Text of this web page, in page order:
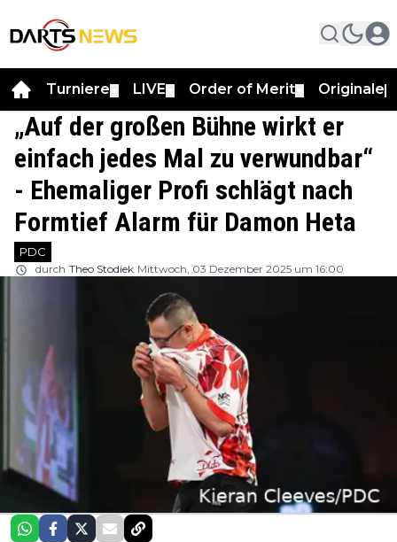
Turniere LIVE Order of Merit Originale
„Auf der großen Bühne wirkt er
einfach jedes Mal zu verwundbar“
- Ehemaliger Profi schlägt nach
Formtief Alarm für Damon Heta
PDC
durch Theo Stodiek Mittwoch, 03 Dezember 2025 um 16:00